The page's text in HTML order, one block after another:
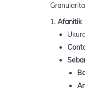
Afanitik